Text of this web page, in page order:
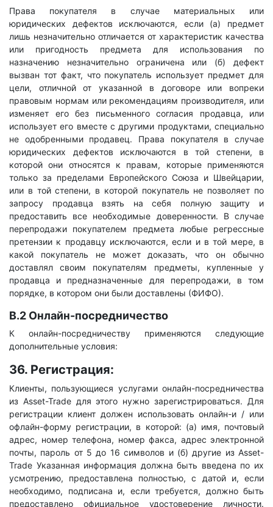
Права покупателя в случае материальных или
юридических дефектов исключаются, если (а) предмет
лишь незначительно отличается от характеристик качества
или пригодность предмета для использования по
назначению незначительно ограничена или (б) дефект
вызван тот факт, что покупатель использует предмет для
цели, отличной от указанной в договоре или вопреки
правовым нормам или рекомендациям производителя, или
изменяет его без письменного согласия продавца, или
использует его вместе с другими продуктами, специально
не одобренными продавец. Права покупателя в случае
юридических дефектов исключаются в той степени, в
которой они относятся к правам, которые применяются
только за пределами Европейского Союза и Швейцарии,
или в той степени, в которой покупатель не позволяет по
запросу продавца взять на себя полную защиту и
предоставить все необходимые доверенности. В случае
перепродажи покупателем предмета любые регрессные
претензии к продавцу исключаются, если и в той мере, в
какой покупатель не может доказать, что он обычно
доставлял своим покупателям предметы, купленные у
продавца и предназначенные для перепродажи, в том
порядке, в котором они были доставлены (ФИФО).
B.2 Онлайн-посредничество
К онлайн-посредничеству применяются следующие
дополнительные условия:
36. Регистрация:
Клиенты, пользующиеся услугами онлайн-посредничества
из Asset-Trade для этого нужно зарегистрироваться. Для
регистрации клиент должен использовать онлайн-и / или
офлайн-форму регистрации, в которой: (а) имя, почтовый
адрес, номер телефона, номер факса, адрес электронной
почты, пароль от 5 до 16 символов и (б) другие из Asset-
Trade Указанная информация должна быть введена по их
усмотрению, предоставлена ​​полностью, с датой и, если
необходимо, подписана и, если требуется, должно быть
предоставлено официальное удостоверение личности.